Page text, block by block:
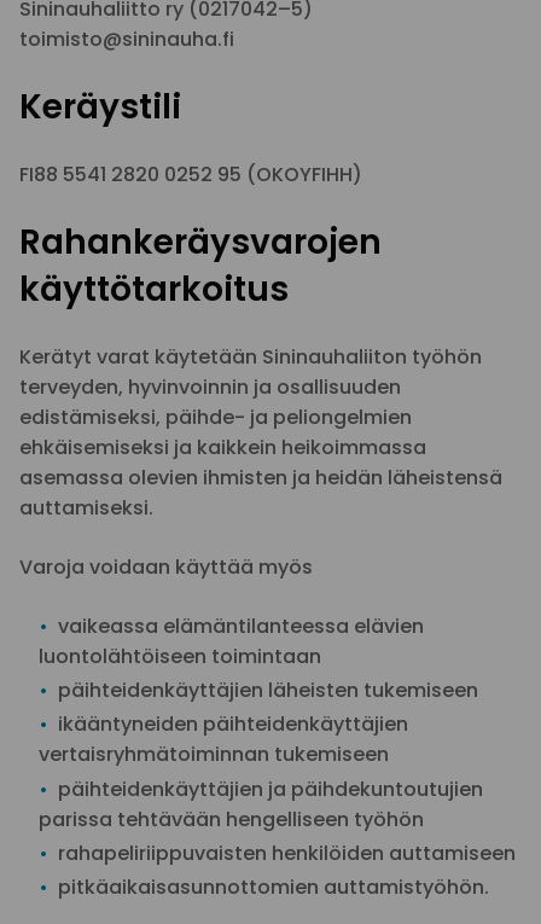
Sininauhaliitto ry (0217042–5)
toimisto@sininauha.fi
Keräystili
FI88 5541 2820 0252 95 (OKOYFIHH)
Rahankeräysvarojen
käyttötarkoitus
Kerätyt varat käytetään Sininauhaliiton työhön
terveyden, hyvinvoinnin ja osallisuuden
edistämiseksi, päihde- ja peliongelmien
ehkäisemiseksi ja kaikkein heikoimmassa
asemassa olevien ihmisten ja heidän läheistensä
auttamiseksi.
Varoja voidaan käyttää myös
vaikeassa elämäntilanteessa elävien
luontolähtöiseen toimintaan
päihteidenkäyttäjien läheisten tukemiseen
ikääntyneiden päihteidenkäyttäjien
vertaisryhmätoiminnan tukemiseen
päihteidenkäyttäjien ja päihdekuntoutujien
parissa tehtävään hengelliseen työhön
rahapeliriippuvaisten henkilöiden auttamiseen
pitkäaikaisasunnottomien auttamistyöhön.